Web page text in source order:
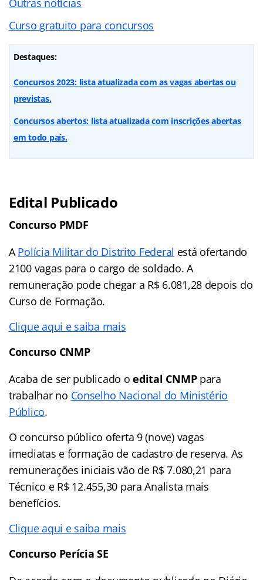
Outras notícias
Curso gratuito para concursos
Destaques:
Concursos 2023: lista atualizada com as vagas abertas ou
previstas.
Concursos abertos: lista atualizada com inscrições abertas
em todo país.
Edital Publicado
Concurso PMDF
APolícia Militar do Distrito Federal está ofertando
2100 vagas para o cargo de soldado. A
remuneração pode chegar a R$ 6.081,28 depois do
Curso de Formação.
Clique aqui e saiba mais
Concurso CNMP
Acaba de ser publicado oedital CNMPpara
trabalhar no Conselho Nacional do Ministério
Público.
O concurso público oferta 9 (nove) vagas
imediatas e formação de cadastro de reserva. As
remunerações iniciais vão de R$ 7.080,21 para
Técnico e R$ 12.455,30 para Analista mais
benefícios.
Clique aqui e saiba mais
Concurso Perícia SE